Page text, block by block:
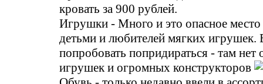
кровать за 900 рублей.
Игрушки - Много и это опасное место
детьми и любителей мягких игрушек.
попробовать попридираться - там нет
игрушек и огромных конструкторов